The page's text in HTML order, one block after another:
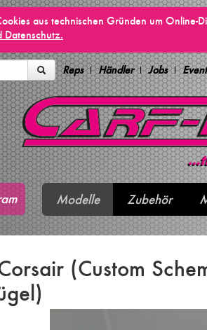
aus technischen Gründen um Online-
Datenschutz.
Reps Händler Jobs
Modelle Zubehör
(Custom